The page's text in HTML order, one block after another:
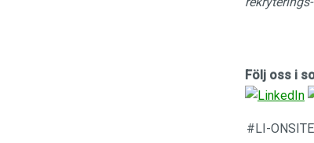
Följ oss i
#LI-ONSITE